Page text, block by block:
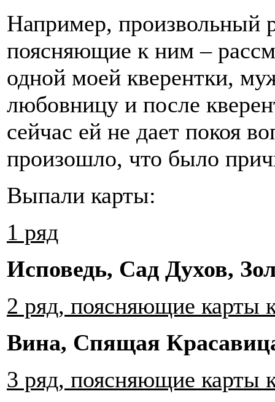
Например, произвольный
поясняющие к ним –
одной моей кверентки,
любовницу и после
сейчас ей не дает покоя
произошло, что было
Выпали карты:
1 ряд
Исповедь, Сад Духов,
2 ряд, поясняющие карты
Вина, Спящая
3 ряд, поясняющие карты